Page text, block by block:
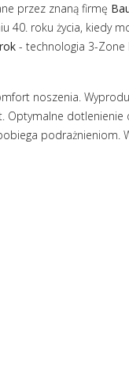
przez znaną firmę
40. roku życia, kiedy
- technologia 3-Zone
noszenia.
Optymalne dotlenienie
podrażnieniom.